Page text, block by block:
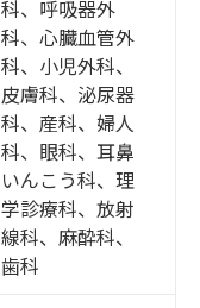
科、呼吸器外
科、心臓血管外
科、小児外科、
皮膚科、泌尿器
科、産科、婦人
科、眼科、耳鼻
いんこう科、理
学診療科、放射
線科、麻酔科、
歯科